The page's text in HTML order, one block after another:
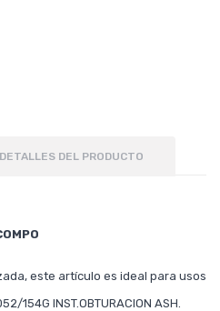
DETALLES DEL PRODUCTO
este artículo es ideal para usos
154G INST.OBTURACION ASH.